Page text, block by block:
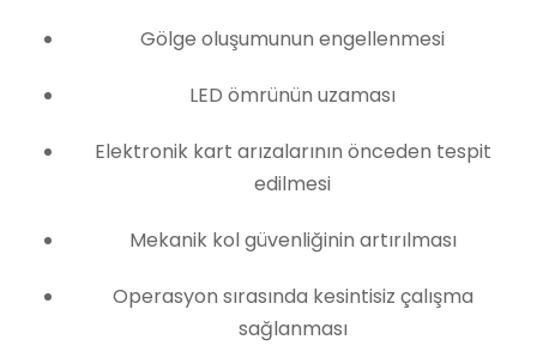
Gölge oluşumunun engellenmesi
LED ömrünün uzaması
Elektronik kart arızalarının önceden tespit
edilmesi
Mekanik kol güvenliğinin artırılması
Operasyon sırasında kesintisiz çalışma
sağlanması